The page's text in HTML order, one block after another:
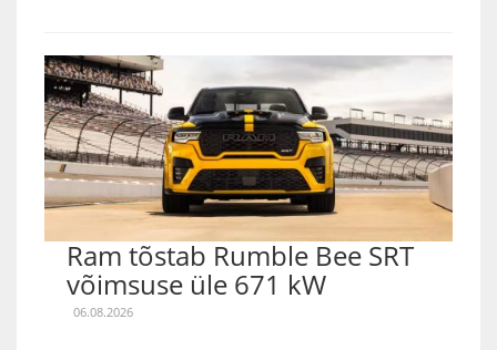
Ram tõstab Rumble Bee SRT
võimsuse üle 671 kW
06.08.2026